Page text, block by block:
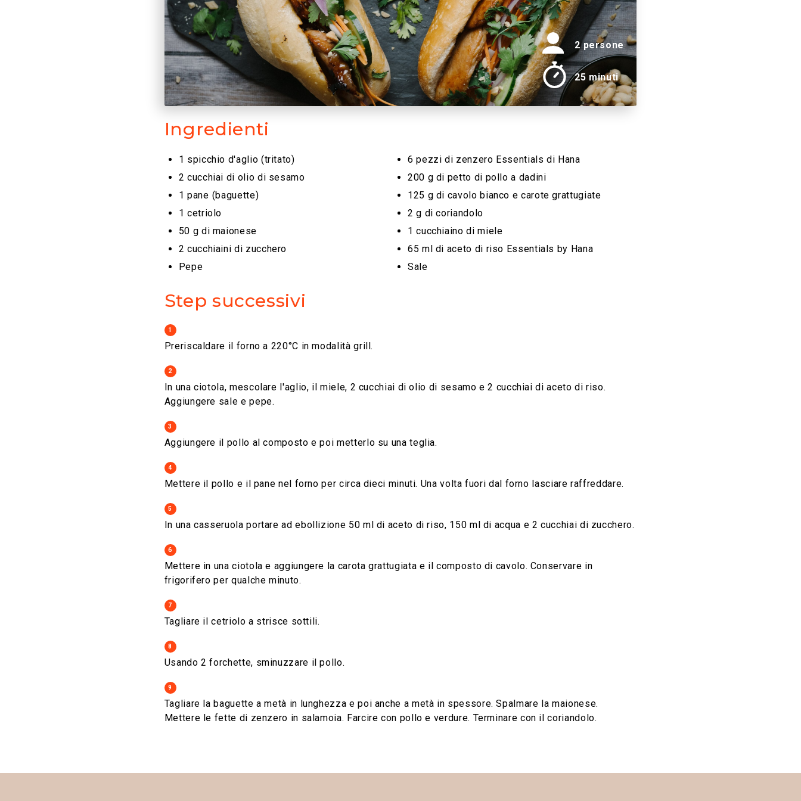
2 persone
25 minuti
Ingredienti
1 spicchio d'aglio (tritato)
6 pezzi di zenzero Essentials di Hana
2 cucchiai di olio di sesamo
200 g di petto di pollo a dadini
1 pane ⁠(baguette)
125 g di cavolo bianco e carote grattugiate
1 cetriolo
2 g di coriandolo
50 g di maionese
1 cucchiaino di miele
2 cucchiaini di zucchero
65 ml di aceto di riso Essentials by Hana
Pepe
Sale
Step successivi
1
Preriscaldare il forno a 220°C in modalità grill.
2
In una ciotola, mescolare l'aglio, il miele, 2 cucchiai di olio di sesamo e 2 cucchiai di aceto di riso.
Aggiungere sale e pepe.
3
Aggiungere il pollo al composto e poi metterlo su una teglia.
4
Mettere il ​​pollo e il pane nel forno per circa dieci minuti. Una volta fuori dal forno lasciare raffreddare.
5
In una casseruola portare ad ebollizione 50 ml di aceto di riso, 150 ml di acqua e 2 cucchiai di zucchero.
6
Mettere in una ciotola e aggiungere la carota grattugiata e il composto di cavolo. Conservare in
frigorifero per qualche minuto.
7
Tagliare il cetriolo a strisce sottili.
8
Usando 2 forchette, sminuzzare il pollo.
9
Tagliare la baguette a metà in lunghezza e poi anche a metà in spessore. Spalmare la maionese.
Mettere le fette di zenzero in salamoia. Farcire con pollo e verdure. Terminare con il coriandolo.